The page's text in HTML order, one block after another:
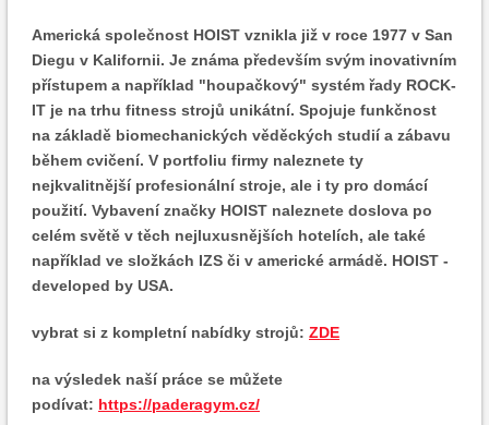
Americká společnost HOIST vznikla již v roce 1977 v San
Diegu v Kalifornii. Je známa především svým inovativním
přístupem a například "houpačkový" systém řady ROCK-
IT je na trhu fitness strojů unikátní. Spojuje funkčnost
na základě biomechanických věděckých studií a zábavu
během cvičení. V portfoliu firmy naleznete ty
nejkvalitnější profesionální stroje, ale i ty pro domácí
použití. Vybavení značky HOIST naleznete doslova po
celém světě v těch nejluxusnějších hotelích, ale také
například ve složkách IZS či v americké armádě. HOIST -
developed by USA.
vybrat si z kompletní nabídky strojů: ZDE
na výsledek naší práce se můžete
podívat: https://paderagym.cz/